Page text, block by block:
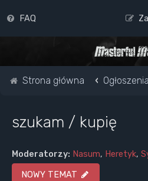
FAQ
Strona główna Ogłoszenia
szukam / kupię
Moderatorzy: Nasum, Heretyk,
NOWY TEMAT